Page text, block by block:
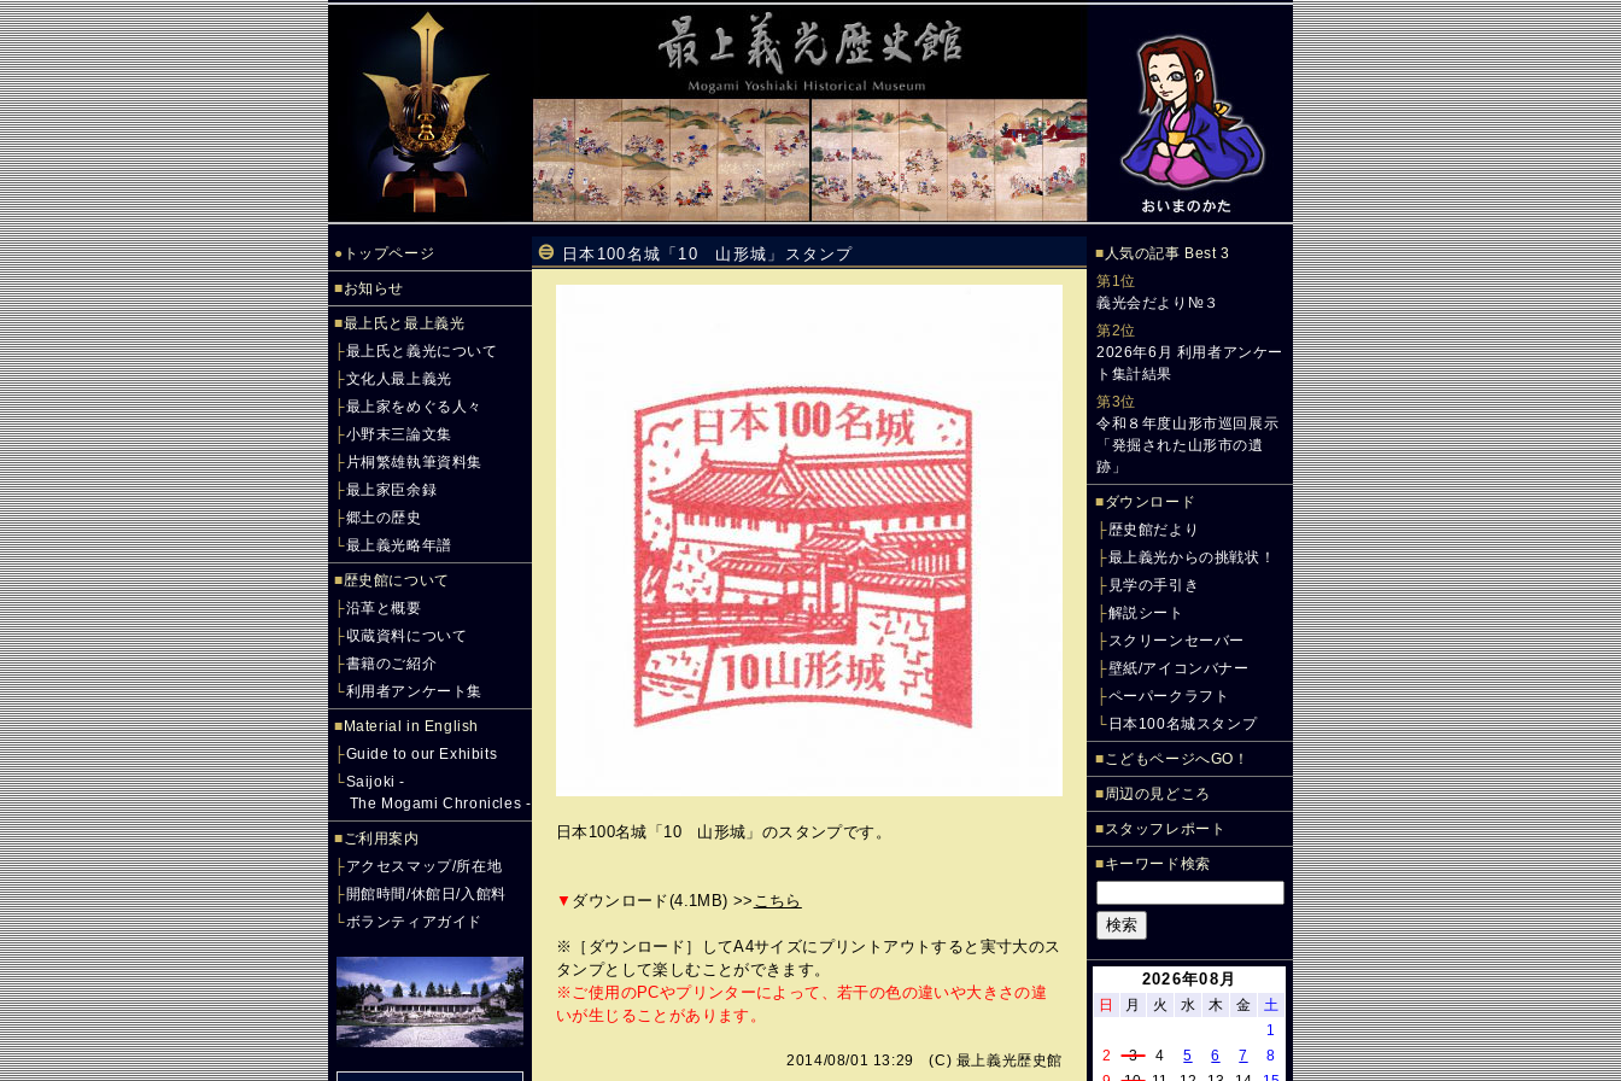
● トップページ
■お知らせ
■最上氏と最上義光
├最上氏と義光について
├文化人最上義光
├最上家をめぐる人々
├小野末三論文集
├ 片桐繁雄執筆資料集
├最上家臣余録
├郷土の歴史
└最上義光略年譜
■歴史館について
├沿革と概要
├収蔵資料について
├書籍のご紹介
└利用者アンケート集
■ Material in English
├Guide to our Exhibits
└Saijoki -
The Mogami Chronicles -
■ご利用案内
├アクセスマップ/所在地
├開館時間/休館日/入館料
└ボランティアガイド
日本100名城「10 山形城」スタンプ
日本100名城「10 山形城」のスタンプです。
▼ ダウンロード(4.1MB) >> こちら
※［ダウンロード］してA4サイズにプリントアウトすると実寸大のス
タンプとして楽しむことができます。
※ご使用のPCやプリンターによって、若干の色の違いや大きさの違
いが生じることがあります。
2014/08/01 13:29 (C) 最上義光歴史館
■ 人気の記事 Best 3
第1位
義光会だより№３
第2位
2026年6月 利用者アンケー
ト集計結果
第3位
令和８年度山形市巡回展示
「発掘された山形市の遺
跡」
■ダウンロード
├歴史館だより
├最上義光からの挑戦状！
├ 見学の手引き
├解説シート
├スクリーンセーバー
├壁紙/アイコンバナー
├ペーパークラフト
└ 日本100名城スタンプ
■こどもページへGO！
■周辺の見どころ
■スタッフレポート
■キーワード検索
2026年08月
日 月 火 水 木 金
土
1
2
3 4 5 6 7
8